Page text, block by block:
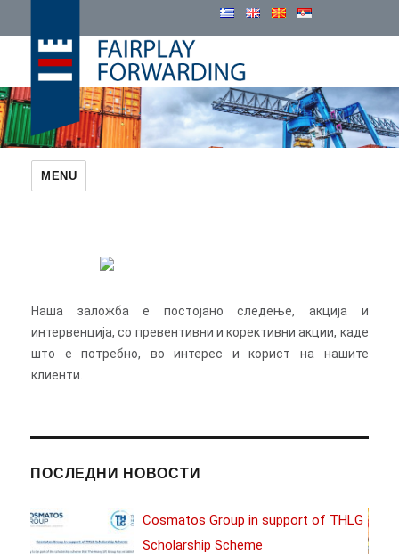
Cosmatos Group
MENU
Наша заложба е постојано следење, акција и
интервенција, со превентивни и корективни акции, каде
што е потребно, во интерес и корист на нашите
клиенти.
ПОСЛЕДНИ НОВОСТИ
Cosmatos Group in support of THLG
Scholarship Scheme